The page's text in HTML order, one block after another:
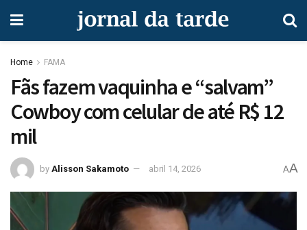
Home FAMA
Fãs fazem vaquinha e “salvam”
Cowboy com celular de até R$ 12
mil
by Alisson Sakamoto abril 14, 2026 AA